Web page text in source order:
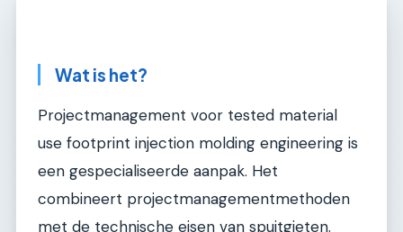
Wat is het?
Projectmanagement voor tested material
use footprint injection molding engineering is
een gespecialiseerde aanpak. Het
combineert projectmanagementmethoden
met de technische eisen van spuitgieten.